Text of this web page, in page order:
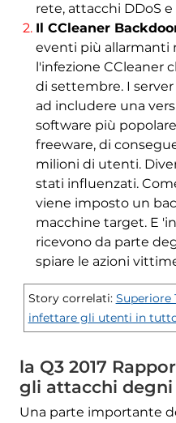
rete, attacchi DDoS e
Il CCleaner
eventi più allarmanti
l'infezione CCleaner
di settembre. I
ad includere una
software più
freeware, di
milioni di utenti.
stati influenzati.
viene imposto un
macchine target. E
ricevono da parte
spiare le azioni
Story correlati: Superiore
infettare gli utenti in
la Q3 2017
gli attacchi degni
Una parte importante